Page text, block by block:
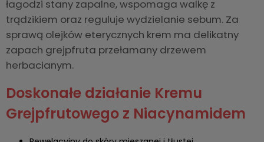
łagodzi stany zapalne, wspomaga walkę z
trądzikiem oraz reguluje wydzielanie sebum. Za
sprawą olejków eterycznych krem ma delikatny
zapach grejpfruta przełamany drzewem
herbacianym.
Doskonałe działanie Kremu
Grejpfrutowego z Niacynamidem